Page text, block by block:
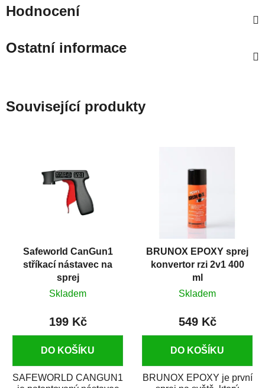
Hodnocení
Ostatní informace
Související produkty
Safeworld CanGun1
stříkací nástavec na
sprej
Skladem
199 Kč
DO KOŠÍKU
SAFEWORLD CANGUN1
BRUNOX EPOXY sprej
konvertor rzi 2v1 400
ml
Skladem
549 Kč
DO KOŠÍKU
BRUNOX EPOXY je první